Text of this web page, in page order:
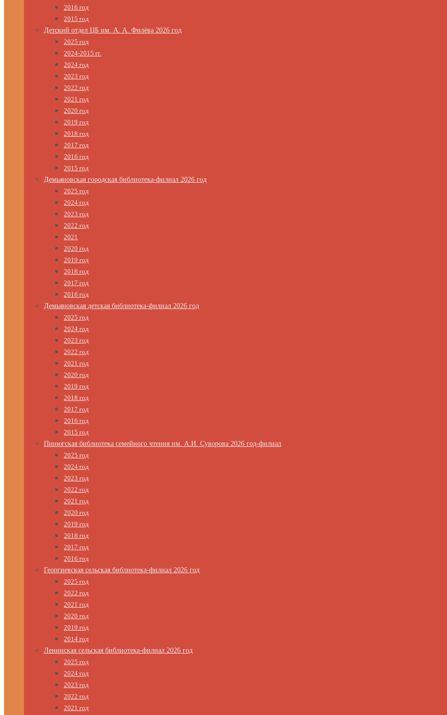
2016 год
2015 год
Детский отдел ЦБ им. А. А. Филёва 2026 год
2025 год
2024-2015 гг.
2024 год
2023 год
2022 год
2021 год
2020 год
2019 год
2018 год
2017 год
2016 год
2015 год
Демьяновская городская библиотека-филиал 2026 год
2025 год
2024 год
2023 год
2022 год
2021
2020 год
2019 год
2018 год
2017 год
2016 год
Демьяновская детская библиотека-филиал 2026 год
2025 год
2024 год
2023 год
2022 год
2021 год
2020 год
2019 год
2018 год
2017 год
2016 год
2015 год
Пинюгская библиотека семейного чтения им. А.И. Суворова 2026 год-филиал
2025 год
2024 год
2023 год
2022 год
2021 год
2020 год
2019 год
2018 год
2017 год
2016 год
Георгиевская сельская библиотека-филиал 2026 год
2025 год
2022 год
2021 год
2020 год
2019 год
2014 год
Ленинская сельская библиотека-филиал 2026 год
2025 год
2024 год
2023 год
2022 год
2021 год